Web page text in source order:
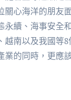
心海洋的朋友
續、海事安全
南以及我國等
的同時，更應